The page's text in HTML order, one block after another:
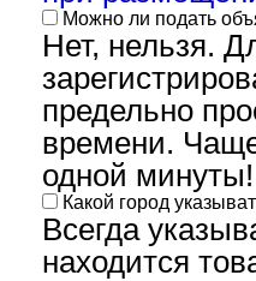
Можно ли подать
Нет, нельзя.
предельно
времени.
одной минуты!
Какой город
Всегда
находится